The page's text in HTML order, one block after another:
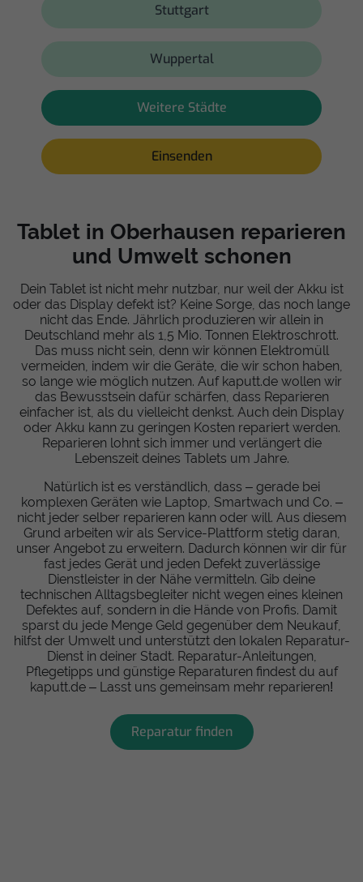
Stuttgart
Wuppertal
Weitere Städte
Einsenden
Tablet in Oberhausen reparieren
und Umwelt schonen
Dein Tablet ist nicht mehr nutzbar, nur weil der Akku ist
oder das Display defekt ist? Keine Sorge, das noch lange
nicht das Ende. Jährlich produzieren wir allein in
Deutschland mehr als 1,5 Mio. Tonnen Elektroschrott.
Das muss nicht sein, denn wir können Elektromüll
vermeiden, indem wir die Geräte, die wir schon haben,
so lange wie möglich nutzen. Auf kaputt.de wollen wir
das Bewusstsein dafür schärfen, dass Reparieren
einfacher ist, als du vielleicht denkst. Auch dein Display
oder Akku kann zu geringen Kosten repariert werden.
Reparieren lohnt sich immer und verlängert die
Lebenszeit deines Tablets um Jahre.
Natürlich ist es verständlich, dass – gerade bei
komplexen Geräten wie Laptop, Smartwach und Co. –
nicht jeder selber reparieren kann oder will. Aus diesem
Grund arbeiten wir als Service-Plattform stetig daran,
unser Angebot zu erweitern. Dadurch können wir dir für
fast jedes Gerät und jeden Defekt zuverlässige
Dienstleister in der Nähe vermitteln. Gib deine
technischen Alltagsbegleiter nicht wegen eines kleinen
Defektes auf, sondern in die Hände von Profis. Damit
sparst du jede Menge Geld gegenüber dem Neukauf,
hilfst der Umwelt und unterstützt den lokalen Reparatur-
Dienst in deiner Stadt. Reparatur-Anleitungen,
Pflegetipps und günstige Reparaturen findest du auf
kaputt.de – Lasst uns gemeinsam mehr reparieren!
Reparatur finden